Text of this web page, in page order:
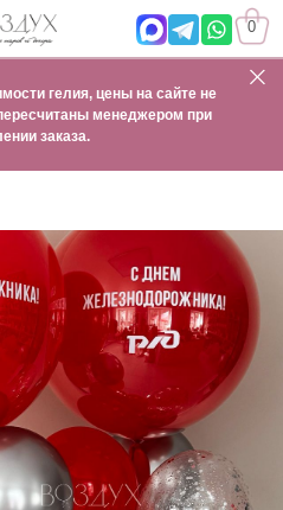
0
гелия, цены на сайте не
менеджером при
заказа.